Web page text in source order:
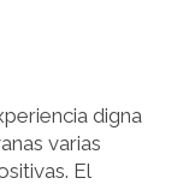
digna
varias
El